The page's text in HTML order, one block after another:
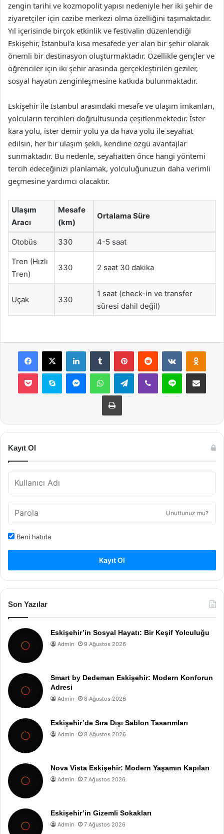
zengin tarihi ve kozmopolit yapısı nedeniyle her iki şehir de
ziyaretçiler için cazibe merkezi olma özelliğini taşımaktadır.
Yıl içerisinde birçok etkinlik ve festivalin düzenlendiği
Eskişehir, İstanbul’a kısa mesafede yer alan bir şehir olarak
önemli bir destinasyon oluşturmaktadır. Özellikle gençler ve
öğrenciler için iki şehir arasında gerçekleştirilen geziler,
sosyal hayatın zenginleşmesine katkıda bulunmaktadır.
Eskişehir ile İstanbul arasındaki mesafe ve ulaşım imkanları,
yolcuların tercihleri doğrultusunda çeşitlenmektedir. İster
kara yolu, ister demir yolu ya da hava yolu ile seyahat
edilsin, her bir ulaşım şekli, kendine özgü avantajlar
sunmaktadır. Bu nedenle, seyahatten önce hangi yöntemi
tercih edeceğinizi planlamak, yolculuğunuzun daha verimli
geçmesine yardımcı olacaktır.
Ulaşım
Aracı
Mesafe
(km)
Ortalama Süre
Otobüs 330 4-5 saat
Tren (Hızlı
Tren)
330 2 saat 30 dakika
Uçak 330
1 saat (check-in ve transfer
süresi dahil değil)
Facebook
X LinkedInTumblr PinterestReddit VKontakte
Pocket Skype MessengerWhatsAppTelegramViber Line E-Posta ile
Yazdır
Kayıt Ol
Unuttunuz mu?
Beni hatırla
Kayıt Ol
Son Yazılar
Eskişehir’in Sosyal Hayatı: Bir Keşif Yolculuğu
Admin 9 Ağustos 2026
Smart by Dedeman Eskişehir: Modern Konforun
Adresi
Admin 8 Ağustos 2026
Eskişehir’de Sıra Dışı Sablon Tasarımları
Admin 8 Ağustos 2026
Nova Vista Eskişehir: Modern Yaşamın Kapıları
Admin 7 Ağustos 2026
Eskişehir’in Gizemli Sokakları
Admin 7 Ağustos 2026